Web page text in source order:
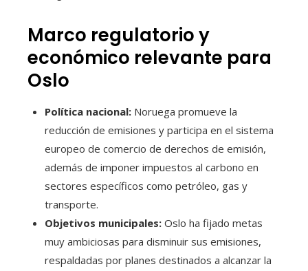
Marco regulatorio y
económico relevante para
Oslo
Política nacional: Noruega promueve la
reducción de emisiones y participa en el sistema
europeo de comercio de derechos de emisión,
además de imponer impuestos al carbono en
sectores específicos como petróleo, gas y
transporte.
Objetivos municipales: Oslo ha fijado metas
muy ambiciosas para disminuir sus emisiones,
respaldadas por planes destinados a alcanzar la